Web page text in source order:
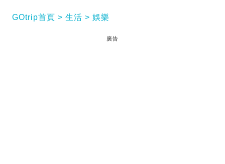
GOtrip首頁 生活 娛樂
廣告